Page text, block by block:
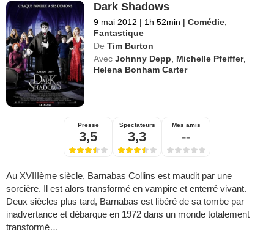
Dark Shadows
9 mai 2012 | 1h 52min | Comédie
Fantastique
De Tim Burton
Avec Johnny Depp Michelle Pfeiffer,
Helena Bonham Carter
Presse
3,5
Spectateurs
3,3
Mes amis
--
Au XVIIIème siècle, Barnabas Collins est maudit par une
sorcière. Il est alors transformé en vampire et enterré vivant.
Deux siècles plus tard, Barnabas est libéré de sa tombe par
inadvertance et débarque en 1972 dans un monde totalement
transformé…